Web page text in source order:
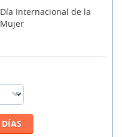
Día Internacional de la
Mujer